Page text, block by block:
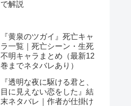
で解説
『黄泉のツガイ』死亡キャ
ラ一覧｜死亡シーン・生死
不明キャラまとめ（最新12
巻までネタバレあり）
『透明な夜に駆ける君と、
目に見えない恋をした』結
末ネタバレ｜作者が仕掛け